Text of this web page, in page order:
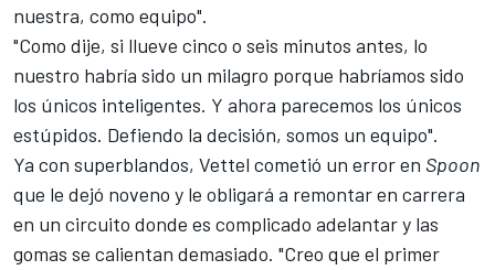
nuestra, como equipo".
"Como dije, si llueve cinco o seis minutos antes, lo
nuestro habría sido un milagro porque habríamos sido
los únicos inteligentes. Y ahora parecemos los únicos
estúpidos. Defiendo la decisión, somos un equipo".
Ya con superblandos, Vettel cometió un error en Spoon
que le dejó noveno y le obligará a remontar en carrera
en un circuito donde es complicado adelantar y las
gomas se calientan demasiado. "Creo que el primer